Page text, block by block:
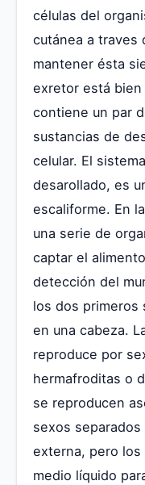
células del
cutánea a traves
mantener ésta
exretor está bien
contiene un par
sustancias de
celular. El
desarollado, es
escaliforme. En
una serie de
captar el
detección del
los dos primeros
en una cabeza.
reproduce por
hermafroditas o
se reproducen
sexos
externa, pero
medio líquido